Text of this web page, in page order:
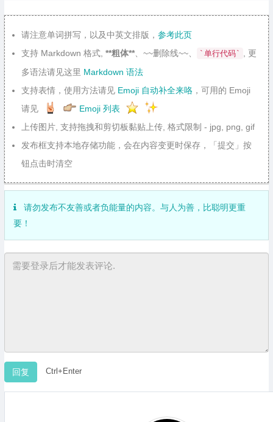
请注意单词拼写，以及中英文排版， 参考此页
支持 Markdown 格式, **粗体** 、~~删除线~~、 `单行代码`
, 更
多语法请见这里 Markdown 语法
支持表情，使用方法请见 Emoji 自动补全来咯 ，可用的 Emoji
请见
Emoji 列表
上传图片, 支持拖拽和剪切板黏贴上传, 格式限制 - jpg, png, gif
发布框支持本地存储功能，会在内容变更时保存，「提交」按
钮点击时清空
请勿发布不友善或者负能量的内容。与人为善，比聪明更重
要！
Ctrl+Enter